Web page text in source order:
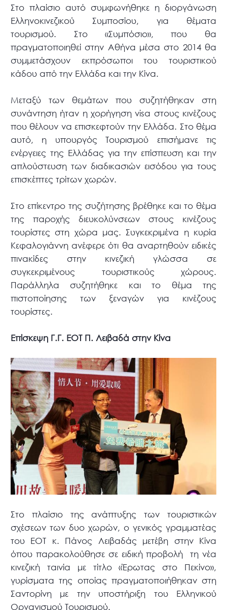
Στο πλαίσιο αυτό συμφωνήθηκε η διοργάνωση
Ελληνοκινεζικού Συμποσίου, για θέματα
τουρισμού. Στο «Συμπόσιο», που θα
πραγματοποιηθεί στην Αθήνα μέσα στο 2014 θα
συμμετάσχουν εκπρόσωποι του τουριστικού
κάδου από την Ελλάδα και την Κίνα.
Μεταξύ των θεμάτων που συζητήθηκαν στη
συνάντηση ήταν η χορήγηση visa στους κινέζους
που θέλουν να επισκεφτούν την Ελλάδα. Στο θέμα
αυτό, η υπουργός Τουρισμού επισήμανε τις
ενέργειες της Ελλάδας για την επίσπευση και την
απλούστευση των διαδικασιών εισόδου για τους
επισκέπτες τρίτων χωρών.
Στο επίκεντρο της συζήτησης βρέθηκε και το θέμα
της παροχής διευκολύνσεων στους κινέζους
τουρίστες στη χώρα μας. Συγκεκριμένα η κυρία
Κεφαλογιάννη ανέφερε ότι θα αναρτηθούν ειδικές
πινακίδες στην κινεζική γλώσσα σε
συγκεκριμένους τουριστικούς χώρους.
Παράλληλα συζητήθηκε και το θέμα της
πιστοποίησης των ξεναγών για κινέζους
τουρίστες.
Επίσκεψη Γ.Γ. ΕΟΤ Π. Λειβαδά στην Κίνα
Στο πλαίσιο της ανάπτυξης των τουριστικών
σχέσεων των δυο χωρών, ο γενικός γραμματέας
του ΕΟΤ κ. Πάνος Λειβαδάς μετέβη στην Κίνα
όπου παρακολούθησε σε ειδική προβολή τη νέα
κινεζική ταινία με τίτλο «Έρωτας στο Πεκίνο»,
γυρίσματα της οποίας πραγματοποιήθηκαν στη
Σαντορίνη με την υποστήριξη του Ελληνικού
Οργανισμού Τουρισμού.